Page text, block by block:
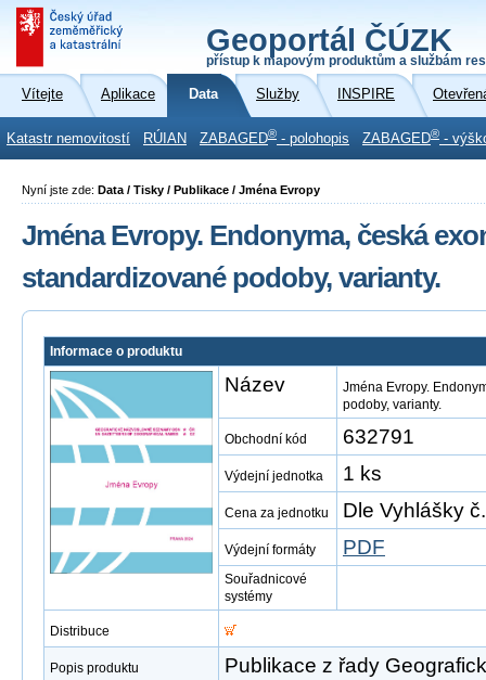
Geoportál ČÚZK
přístup k mapovým produktům a službám
Vítejte Aplikace Data Služby INSPIRE
Katastr nemovitostí RÚIAN ZABAGED® - polohopis ZABAGED® -
Nyní jste zde: Data / Tisky / Publikace / Jména Evropy
Jména Evropy. Endonyma, česká
standardizované podoby, varianty.
Informace o produktu
Název
Jména Evropy.
podoby, varianty.
Obchodní kód 632791
Výdejní jednotka 1 ks
Cena za jednotku Dle Vyhlášky
Výdejní formáty PDF
Souřadnicové
systémy
Distribuce
Popis produktu
Publikace z řady